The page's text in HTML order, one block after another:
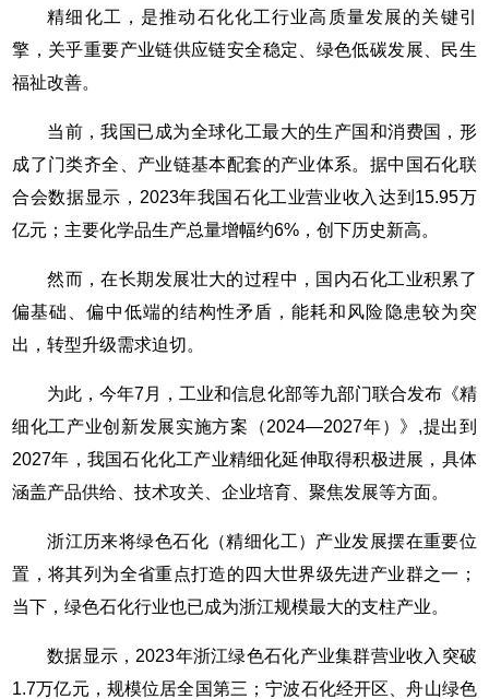
精细化工，是推动石化化工行业高质量发展的关键引
擎，关乎重要产业链供应链安全稳定、绿色低碳发展、民生
福祉改善。
当前，我国已成为全球化工最大的生产国和消费国，形
成了门类齐全、产业链基本配套的产业体系。据中国石化联
合会数据显示，2023年我国石化工业营业收入达到15.95万
亿元；主要化学品生产总量增幅约6%，创下历史新高。
然而，在长期发展壮大的过程中，国内石化工业积累了
偏基础、偏中低端的结构性矛盾，能耗和风险隐患较为突
出，转型升级需求迫切。
为此，今年7月，工业和信息化部等九部门联合发布《精
细化工产业创新发展实施方案（2024—2027年）》,提出到
2027年，我国石化化工产业精细化延伸取得积极进展，具体
涵盖产品供给、技术攻关、企业培育、聚焦发展等方面。
浙江历来将绿色石化（精细化工）产业发展摆在重要位
置，将其列为全省重点打造的四大世界级先进产业群之一；
当下，绿色石化行业也已成为浙江规模最大的支柱产业。
数据显示，2023年浙江绿色石化产业集群营业收入突破
1.7万亿元，规模位居全国第三；宁波石化经开区、舟山绿色